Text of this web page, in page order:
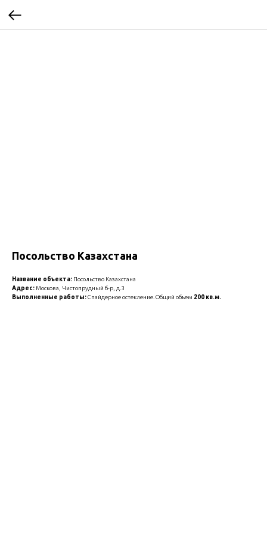
Посольство Казахстана
Название объекта: Посольство Казахстана
Адрес: Москова, Чистопрудный б-р, д.3
Выполненные работы:Спайдерное остекление. Общий объем 200 кв.м.